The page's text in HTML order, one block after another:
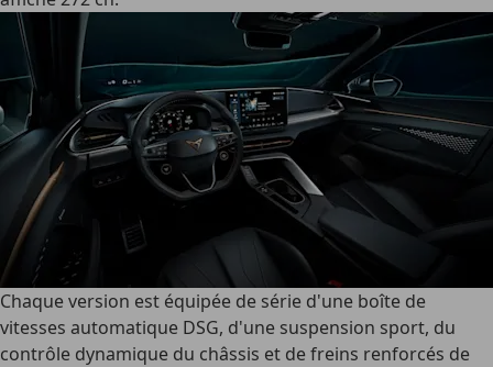
Chaque version est équipée de série d'une boîte de
vitesses automatique DSG, d'une suspension sport, du
contrôle dynamique du châssis et de freins renforcés de